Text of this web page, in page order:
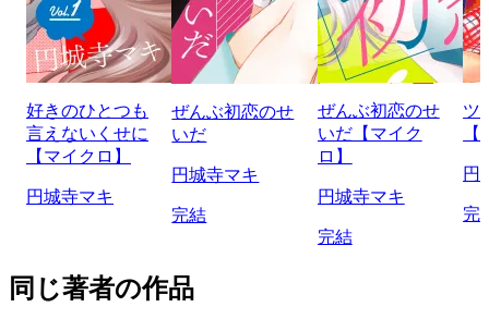
好きのひとつも
言えないくせに
【マイクロ】
円城寺マキ
ぜんぶ初恋のせ
いだ
円城寺マキ
完結
ぜんぶ初恋のせ
いだ【マイク
ロ】
円城寺マキ
完結
ツ
円
完
同じ著者の作品